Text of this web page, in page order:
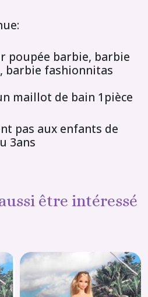
poupée barbie, barbie
barbie fashionnitas
maillot de bain 1pièce
pas aux enfants de
3ans
être intéressé